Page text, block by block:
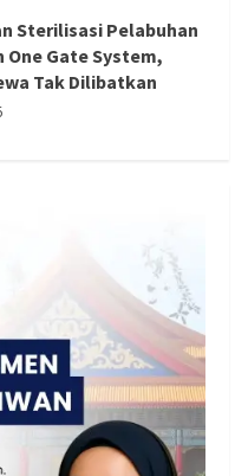
Sterilisasi Pelabuhan
One Gate System,
Tak Dilibatkan